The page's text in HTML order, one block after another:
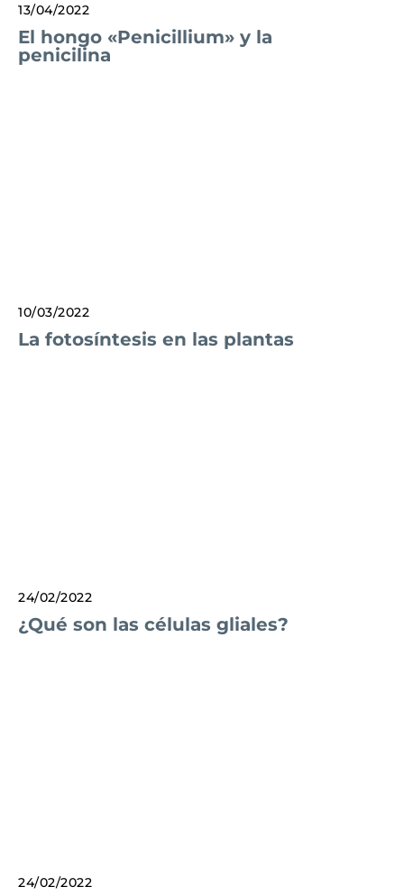
13/04/2022
El hongo «Penicillium» y la
penicilina
10/03/2022
La fotosíntesis en las plantas
24/02/2022
¿Qué son las células gliales?
24/02/2022